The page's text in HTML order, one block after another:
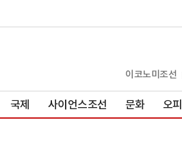
이코노미조선
국제 사이언스조선 문화 오